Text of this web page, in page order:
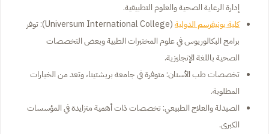
إدارة الرعاية الصحية والعلوم التطبيقية.
كلية يونيفرسم الدولية
(Universum International College): توفر
برامج البكالوريوس في علوم المختبرات الطبية وبعض التخصصات
الصحية باللغة الإنجليزية.
تخصصات طب الأسنان: متوفرة في جامعة بريشتينا، وتعد من الخيارات
المطلوبة.
الصيدلة والعلاج الطبيعي: تخصصات ذات أهمية متزايدة في المؤسسات
الكبرى.